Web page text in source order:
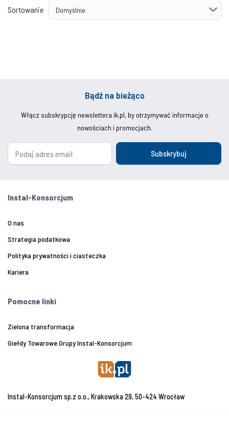
Sortowanie
Bądź na bieżąco
Włącz subskrypcję newslettera ik.pl, by otrzymywać informacje o
nowościach i promocjach.
Subskrybuj
Instal-Konsorcjum
O nas
Strategia podatkowa
Polityka prywatności i ciasteczka
Kariera
Pomocne linki
Zielona transformacja
Giełdy Towarowe Grupy Instal-Konsorcjum
Instal-Konsorcjum sp.z o.o., Krakowska 29, 50-424 Wrocław